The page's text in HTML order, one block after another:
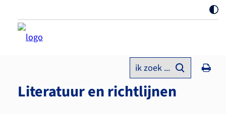
ik zoek ...
Literatuur en richtlijnen